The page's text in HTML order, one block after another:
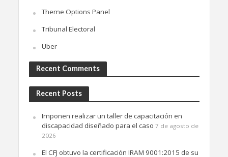
Theme Options Panel
Tribunal Electoral
Uber
Recent Comments
Recent Posts
Imponen realizar un taller de capacitación en
discapacidad diseñado para el caso 7 de agosto de
2026
El CFJ obtuvo la certificación IRAM 9001:2015 de su